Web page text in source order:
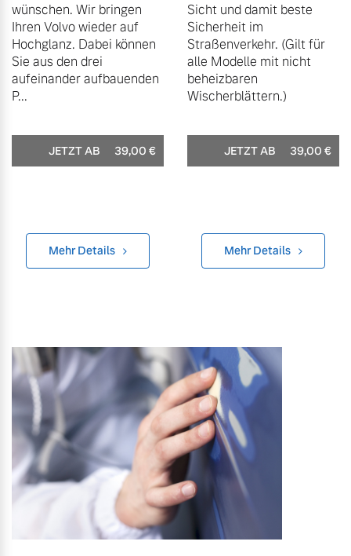
wünschen. Wir bringen
Ihren Volvo wieder auf
Hochglanz. Dabei können
Sie aus den drei
aufeinander aufbauenden
P...
JETZT AB 39,00 €
Mehr Details
Sicht und damit beste
Sicherheit im
Straßenverkehr. (Gilt für
alle Modelle mit nicht
beheizbaren
Wischerblättern.)
JETZT AB 39,00 €
Mehr Details